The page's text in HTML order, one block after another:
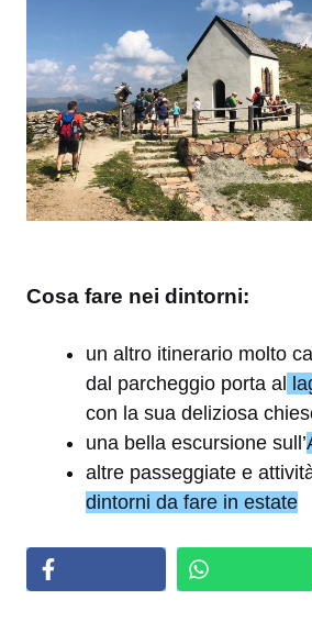
Cosa fare nei dintorni:
un altro itinerario molto
dal parcheggio porta al
con la sua deliziosa
una bella escursione sull’
altre passeggiate e
dintorni da fare in estate